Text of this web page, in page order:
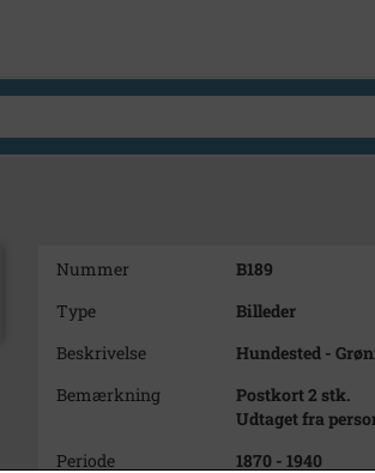
Nummer
B189
Type
Billeder
Beskrivelse
Hundested -
Bemærkning
Postkort 2 stk.
Udtaget fra
Periode
1870 - 1940